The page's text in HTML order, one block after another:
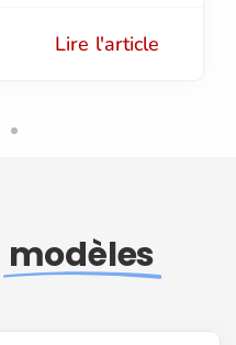
Lire l'article
modèles